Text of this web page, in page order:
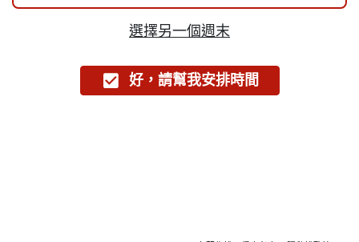
選擇另一個週末
好，請幫我安排時間